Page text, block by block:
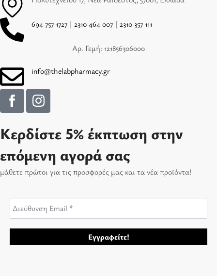
694 757 1727 | 2310 464 007 | 2310 357 111
Αρ. Γεμή: 121856306000
info@thelabpharmacy.gr
Κερδίστε 5% έκπτωση στην
επόμενη αγορά σας
μάθετε πρώτοι για τις προσφορές μας και τα νέα προϊόντα!